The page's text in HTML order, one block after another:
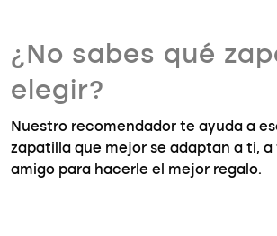
¿No sabes qué
elegir?
Nuestro recomendador te ayuda a
zapatilla que mejor se adaptan a ti, a
amigo para hacerle el mejor regalo.